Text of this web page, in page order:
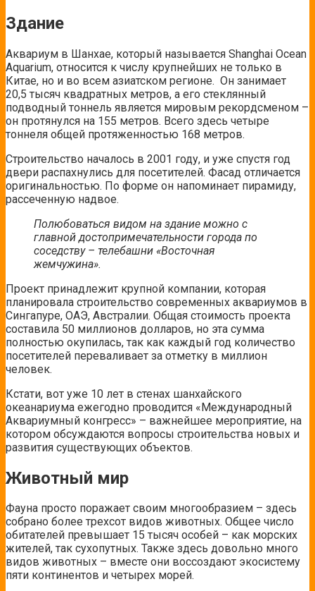
Здание
Аквариум в Шанхае, который называется Shanghai Ocean
Aquarium, относится к числу крупнейших не только в
Китае, но и во всем азиатском регионе. Он занимает
20,5 тысяч квадратных метров, а его стеклянный
подводный тоннель является мировым рекордсменом –
он протянулся на 155 метров. Всего здесь четыре
тоннеля общей протяженностью 168 метров.
Строительство началось в 2001 году, и уже спустя год
двери распахнулись для посетителей. Фасад отличается
оригинальностью. По форме он напоминает пирамиду,
рассеченную надвое.
Полюбоваться видом на здание можно с
главной достопримечательности города по
соседству – телебашни «Восточная
жемчужина».
Проект принадлежит крупной компании, которая
планировала строительство современных аквариумов в
Сингапуре, ОАЭ, Австралии. Общая стоимость проекта
составила 50 миллионов долларов, но эта сумма
полностью окупилась, так как каждый год количество
посетителей переваливает за отметку в миллион
человек.
Кстати, вот уже 10 лет в стенах шанхайского
океанариума ежегодно проводится «Международный
Аквариумный конгресс» – важнейшее мероприятие, на
котором обсуждаются вопросы строительства новых и
развития существующих объектов.
Животный мир
Фауна просто поражает своим многообразием – здесь
собрано более трехсот видов животных. Общее число
обитателей превышает 15 тысяч особей – как морских
жителей, так сухопутных. Также здесь довольно много
видов животных – вместе они воссоздают экосистему
пяти континентов и четырех морей.